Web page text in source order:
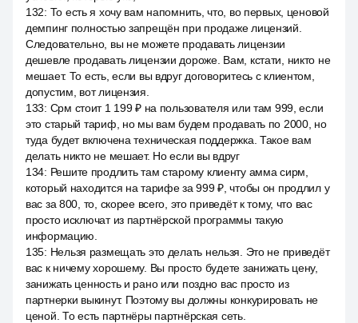
132: То есть я хочу вам напомнить, что, во первых, ценовой
демпинг полностью запрещён при продаже лицензий.
Следовательно, вы не можете продавать лицензии
дешевле продавать лицензии дороже. Вам, кстати, никто не
мешает. То есть, если вы вдруг договоритесь с клиентом,
допустим, вот лицензия.
133: Срм стоит 1 199 ₽ на пользователя или там 999, если
это старый тариф, но мы вам будем продавать по 2000, но
туда будет включена техническая поддержка. Такое вам
делать никто не мешает. Но если вы вдруг
134: Решите продлить там старому клиенту амма сирм,
который находится на тарифе за 999 ₽, чтобы он продлил у
вас за 800, то, скорее всего, это приведёт к тому, что вас
просто исключат из партнёрской программы такую
информацию.
135: Нельзя размещать это делать нельзя. Это не приведёт
вас к ничему хорошему. Вы просто будете занижать цену,
занижать ценность и рано или поздно вас просто из
партнерки выкинут. Поэтому вы должны конкурировать не
ценой. То есть партнёры партнёрская сеть.